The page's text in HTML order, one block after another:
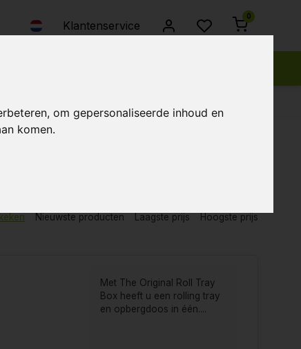
om gepersonaliseerde inhoud en
komen.
Klantenservice
0
Nieuwste producten Laagste prijs Hoogste prijs
Met The Original Roll Tray
Box heeft u een rolling tray
en opbergdoos in één....